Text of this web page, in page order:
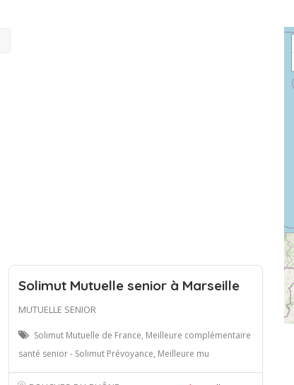
Solimut Mutuelle senior à Marseille
MUTUELLE SENIOR
Solimut Mutuelle de France, Meilleure complémentaire
santé senior - Solimut Prévoyance, Meilleure mu